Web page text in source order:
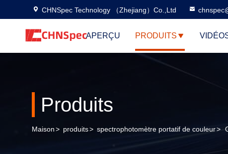
CHNSpec Technology （Zhejiang）Co.,Ltd
APERÇU PRODUITS
Produits
Maison> produits> spectrophotomètre portatif de couleur>